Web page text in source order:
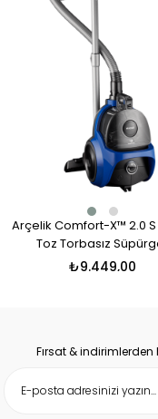
Arçelik Comfort-X™ 2.0
Toz Torbasız
₺9.449,00
Fırsat &